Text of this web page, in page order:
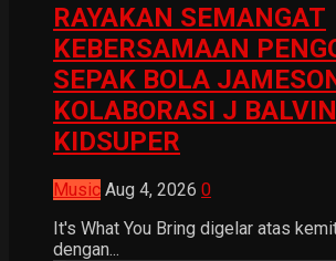
RAYAKAN SEMANGAT
KEBERSAMAAN
SEPAK BOLA
KOLABORASI J
KIDSUPER
Music Aug 4, 2026 0
It's What You Bring digelar atas
dengan...